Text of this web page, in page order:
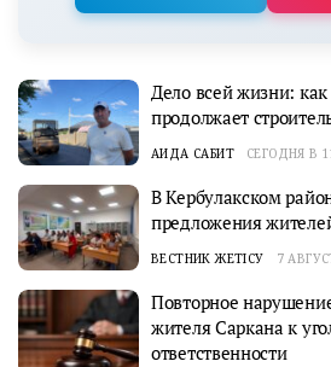
Дело всей жизни:
продолжает
АИДА САБИТ СЕГОДНЯ В
В Кербулакском
предложения
ВЕСТНИК ЖЕТІСУ 7
Повторное
жителя Саркана к
ответственности